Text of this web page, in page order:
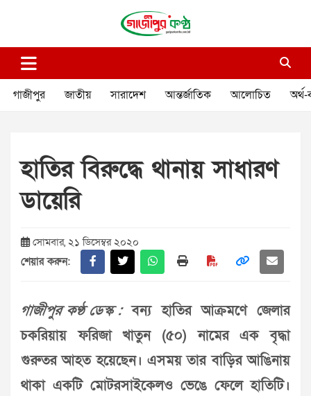
গাজীপুর কণ্ঠ
গাজীপুর জাতীয় সারাদেশ আন্তর্জাতিক আলোচিত অর্থ-
হাতির বিরুদ্ধে থানায় সাধারণ
ডায়েরি
সোমবার, ২১ ডিসেম্বর ২০২০
শেয়ার করুন:
গাজীপুর কণ্ঠ ডেস্ক :বন্য হাতির আক্রমণে জেলার
চকরিয়ায় ফরিজা খাতুন (৫০) নামের এক বৃদ্ধা
গুরুতর আহত হয়েছেন। এসময় তার বাড়ির আঙিনায়
থাকা একটি মোটরসাইকেলও ভেঙে ফেলে হাতিটি।